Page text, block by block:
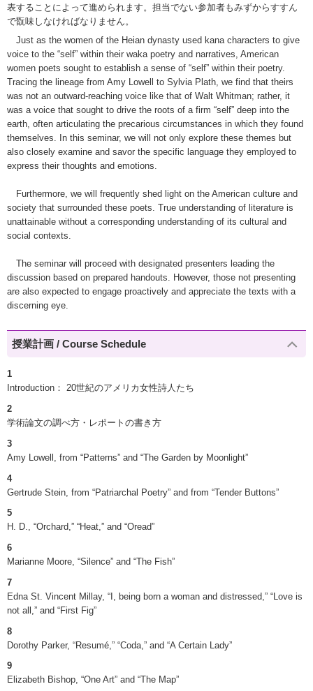
表することによって進められます。担当でない参加者もみずからすすん
で翫味しなければなりません。
Just as the women of the Heian dynasty used kana characters to give
voice to the “self” within their waka poetry and narratives, American
women poets sought to establish a sense of “self” within their poetry.
Tracing the lineage from Amy Lowell to Sylvia Plath, we find that theirs
was not an outward-reaching voice like that of Walt Whitman; rather, it
was a voice that sought to drive the roots of a firm “self” deep into the
earth, often articulating the precarious circumstances in which they found
themselves. In this seminar, we will not only explore these themes but
also closely examine and savor the specific language they employed to
express their thoughts and emotions.
Furthermore, we will frequently shed light on the American culture and
society that surrounded these poets. True understanding of literature is
unattainable without a corresponding understanding of its cultural and
social contexts.
The seminar will proceed with designated presenters leading the
discussion based on prepared handouts. However, those not presenting
are also expected to engage proactively and appreciate the texts with a
discerning eye.
授業計画 / Course Schedule
1
Introduction： 20世紀のアメリカ女性詩人たち
2
学術論文の調べ方・レポートの書き方
3
Amy Lowell, from “Patterns” and “The Garden by Moonlight”
4
Gertrude Stein, from “Patriarchal Poetry” and from “Tender Buttons”
5
H. D., “Orchard,” “Heat,” and “Oread”
6
Marianne Moore, “Silence” and “The Fish”
7
Edna St. Vincent Millay, “I, being born a woman and distressed,” “Love is
not all,” and “First Fig”
8
Dorothy Parker, “Resumé,” “Coda,” and “A Certain Lady”
9
Elizabeth Bishop, “One Art” and “The Map”